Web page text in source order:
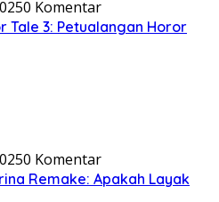
0 Komentar
Tale 3: Petualangan Horor
0 Komentar
Remake: Apakah Layak